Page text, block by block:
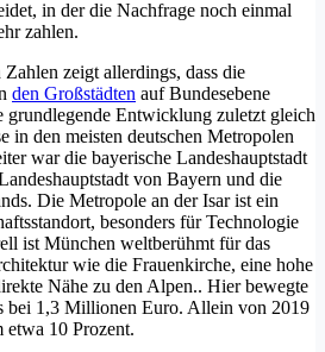
in der die Nachfrage noch einmal
zahlen.
zeigt allerdings, dass die
den Großstädten auf Bundesebene
grundlegende Entwicklung zuletzt gleich
in den meisten deutschen Metropolen
war die bayerische Landeshauptstadt
von Bayern und die
Die Metropole an der Isar ist ein
besonders für Technologie
ist München weltberühmt für das
wie die Frauenkirche, eine hohe
Nähe zu den Alpen.. Hier bewegte
bei 1,3 Millionen Euro. Allein von 2019
etwa 10 Prozent.